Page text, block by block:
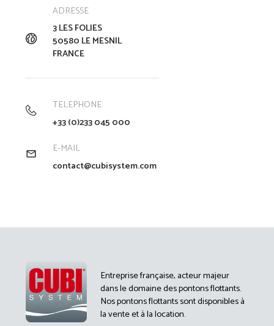
ADRESSE
3 LES FOLIES
50580 LE MESNIL
FRANCE
TELEPHONE
+33 (0)233 045 000
E-MAIL
contact@cubisystem.com
Entreprise française, acteur majeur
dans le domaine des pontons flottants.
Nos pontons flottants sont disponibles à
la vente et à la location.